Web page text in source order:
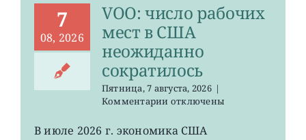
7
08, 2026
VOO: число рабочих
мест в США
неожиданно
сократилось
Пятница, 7 августа, 2026 |
Комментариик
VOO:
отключены
В июле 2026 г. экономика США